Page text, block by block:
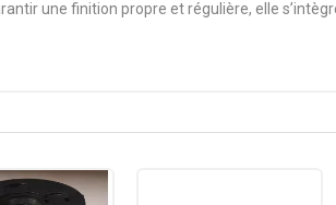
une finition propre et régulière, elle